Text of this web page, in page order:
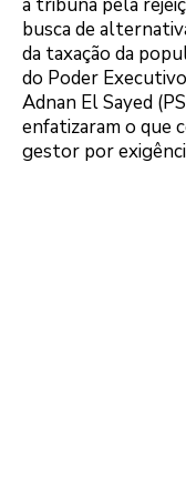
busca de
da taxação da
do Poder
Adnan El Sayed
enfatizaram o que
gestor por